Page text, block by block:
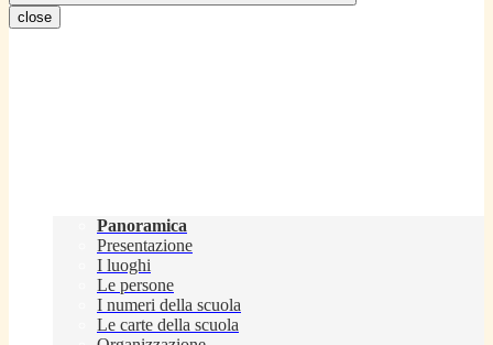
close
Panoramica
Presentazione
I luoghi
Le persone
I numeri della scuola
Le carte della scuola